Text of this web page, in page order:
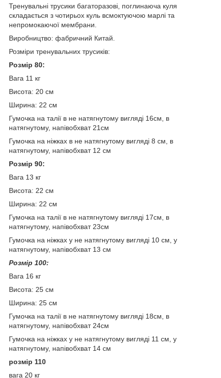
Тренувальні трусики багаторазові, поглинаюча куля
складається з чотирьох куль всмоктуючою марлі та
непромокаючої мембрани.
Виробництво: фабричний Китай.
Розміри тренувальних трусиків:
Розмір 80:
Вага 11 кг
Висота: 20 см
Ширина: 22 см
Гумочка на талії в не натягнутому вигляді 16см, в
натягнутому, напівобхват 21см
Гумочка на ніжках в не натягнутому вигляді 8 см, в
натягнутому, напівобхват 12 см
Розмір 90:
Вага 13 кг
Висота: 22 см
Ширина: 22 см
Гумочка на талії в не натягнутому вигляді 17см, в
натягнутому, напівобхват 23см
Гумочка на ніжках у не натягнутому вигляді 10 см, у
натягнутому, напівобхват 13 см
Розмір 100:
Вага 16 кг
Висота: 25 см
Ширина: 25 см
Гумочка на талії в не натягнутому вигляді 18см, в
натягнутому, напівобхват 24см
Гумочка на ніжках у не натягнутому вигляді 11 см, у
натягнутому, напівобхват 14 см
розмір 110
вага 20 кг